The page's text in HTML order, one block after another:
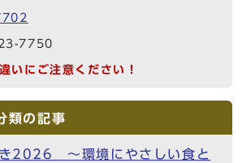
7750
いにご注意ください！
類の記事
2026 ～環境にやさしい食と